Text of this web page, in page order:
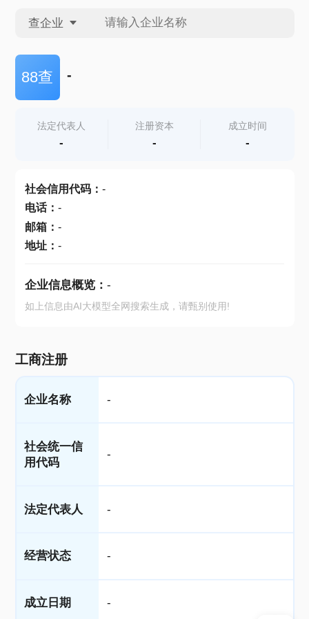
查企业
查企业
查产地
88查 -
法定代表人
-
注册资本
-
成立时间
-
社会信用代码： -
电话： -
邮箱： -
地址： -
企业信息概览： -
如上信息由AI大模型全网搜索生成，请甄别使用!
工商注册
企业名称 -
社会统一信
用代码
-
法定代表人 -
经营状态 -
成立日期 -